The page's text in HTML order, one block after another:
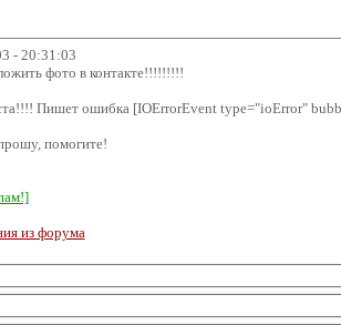
- 20:31:03
фото в контакте!!!!!!!!!
Пишет ошибка [IOErrorEvent type="ioError"
помогите!
из форума